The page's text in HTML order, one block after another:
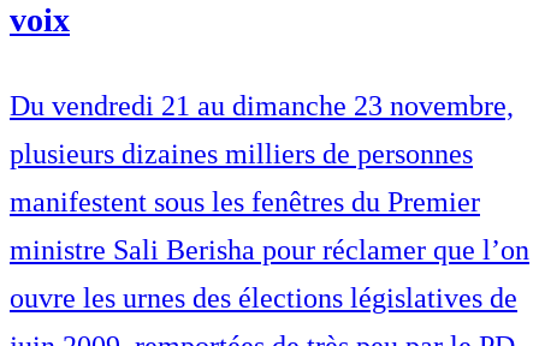
voix
Du vendredi 21 au dimanche 23 novembre,
plusieurs dizaines milliers de personnes
manifestent sous les fenêtres du Premier
ministre Sali Berisha pour réclamer que l’on
ouvre les urnes des élections législatives de